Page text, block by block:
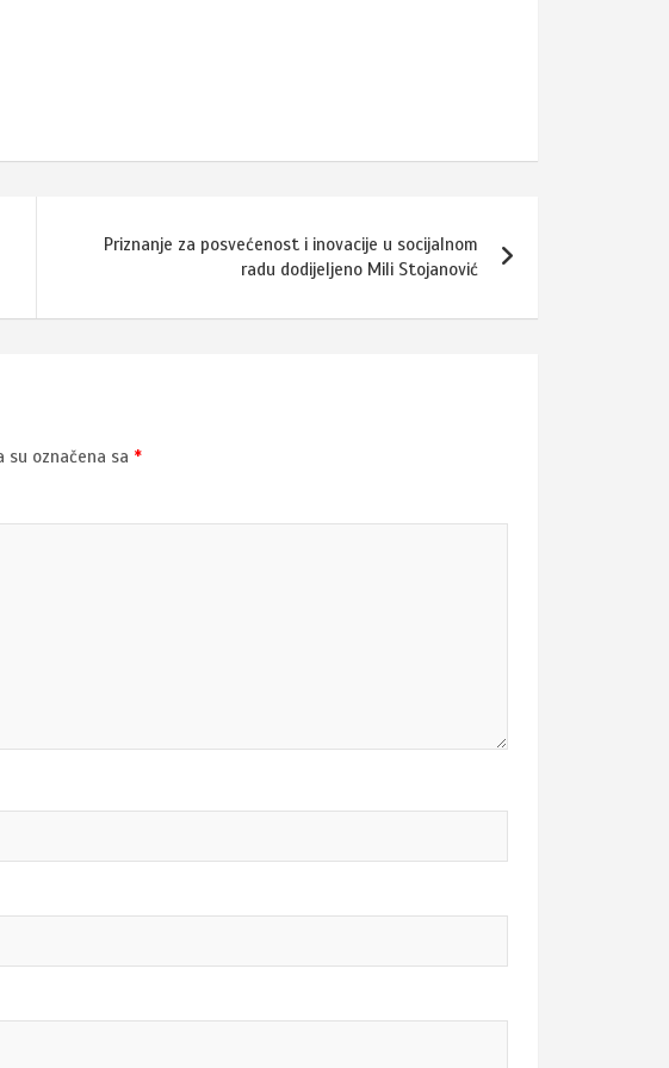
Priznanje za posvećenost i inovacije u socijalnom
radu dodijeljeno Mili Stojanović
su označena sa *